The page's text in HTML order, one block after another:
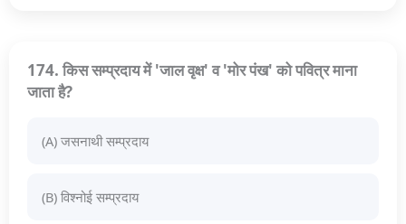
174. किस सम्प्रदाय में 'जाल वृक्ष' व 'मोर पंख' को पवित्र माना
जाता है?
(A) जसनाथी सम्प्रदाय
(B) विश्नोई सम्प्रदाय